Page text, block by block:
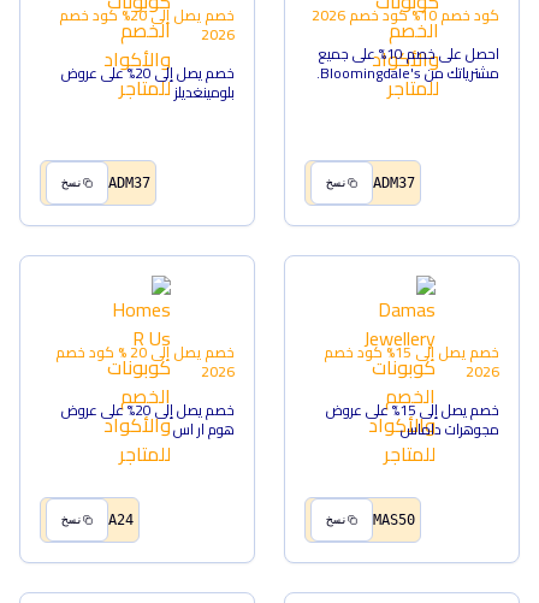
كود خصم 10% كود خصم2026
احصل على خصم 10% على جميع
مشترياتك من Bloomingdale's.
ADM37 نسخ
خصم يصل إلى 20% كود خصم
2026
خصم يصل إلى 20% على عروض
بلومينغديلز
ADM37 نسخ
خصم يصل إلى 15% كود خصم
2026
خصم يصل إلى 15% على عروض
مجوهرات داماس
MAS50 نسخ
خصم يصل إلى 20 % كود خصم
2026
خصم يصل إلى 20% على عروض
هوم ار اس
A24 نسخ